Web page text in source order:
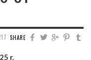
SHARE
r.